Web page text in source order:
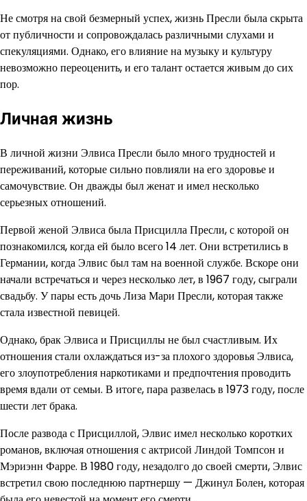
Не смотря на свой безмерный успех, жизнь Пресли была скрыта
от публичности и сопровождалась различными слухами и
спекуляциями. Однако, его влияние на музыку и культуру
невозможно переоценить, и его талант остается живым до сих
пор.
Личная жизнь
В личной жизни Элвиса Пресли было много трудностей и
переживаний, которые сильно повлияли на его здоровье и
самочувствие. Он дважды был женат и имел несколько
серьезных отношений.
Первой женой Элвиса была Присцилла Пресли, с которой он
познакомился, когда ей было всего 14 лет. Они встретились в
Германии, когда Элвис был там на военной службе. Вскоре они
начали встречаться и через несколько лет, в 1967 году, сыграли
свадьбу. У пары есть дочь Лиза Мари Пресли, которая также
стала известной певицей.
Однако, брак Элвиса и Присциллы не был счастливым. Их
отношения стали охлаждаться из-за плохого здоровья Элвиса,
его злоупотребления наркотиками и предпочтения проводить
время вдали от семьи. В итоге, пара развелась в 1973 году, после
шести лет брака.
После развода с Присциллой, Элвис имел несколько коротких
романов, включая отношения с актрисой Линдой Томпсон и
Мэриэнн Фарре. В 1980 году, незадолго до своей смерти, Элвис
встретил свою последнюю партнершу — Джинул Болен, которая